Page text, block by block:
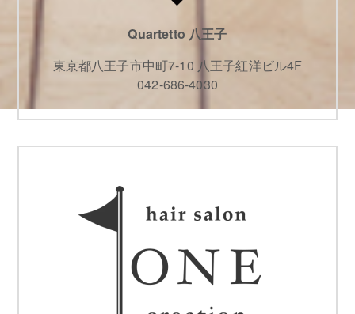
Quartetto 八王子
東京都八王子市中町7-10 八王子紅洋ビル4F
042-686-4030